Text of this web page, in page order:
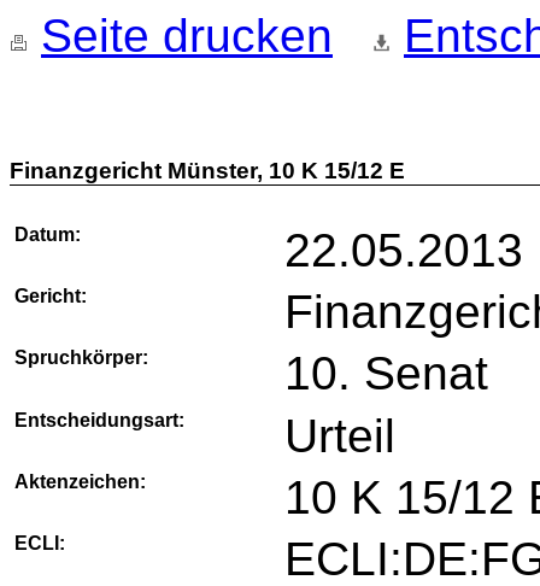
Seite drucken
Finanzgericht Münster, 10 K 15/12 E
Datum: 22.05.2013
Gericht:
Spruchkörper: 10. Senat
Entscheidungsart: Urteil
Aktenzeichen: 10 K 15/12
ECLI: